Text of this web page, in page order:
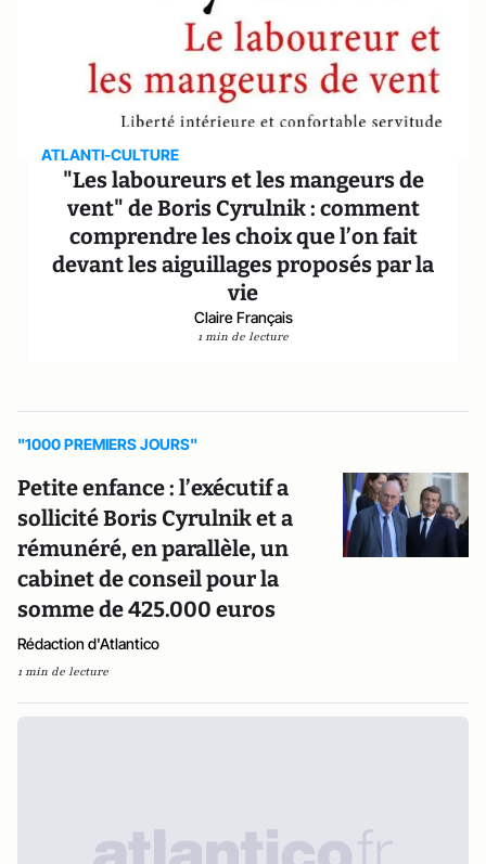
ATLANTI-CULTURE
"Les laboureurs et les mangeurs de
vent" de Boris Cyrulnik : comment
comprendre les choix que l’on fait
devant les aiguillages proposés par la
vie
Claire Français
1 min de lecture
"1000 PREMIERS JOURS"
Petite enfance : l’exécutif a
sollicité Boris Cyrulnik et a
rémunéré, en parallèle, un
cabinet de conseil pour la
somme de 425.000 euros
Rédaction d'Atlantico
1 min de lecture